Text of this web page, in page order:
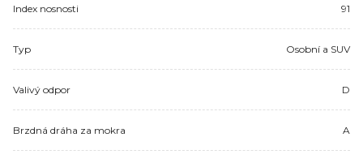
Index nosnosti 91
Typ Osobní a SUV
Valivý odpor D
Brzdná dráha za mokra A